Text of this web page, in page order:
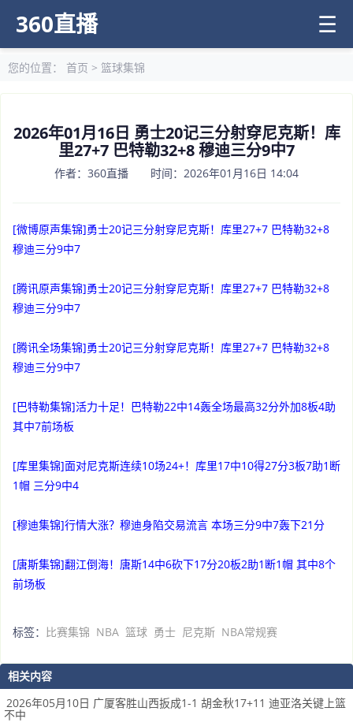
360直播 ☰
您的位置： 首页 > 篮球集锦
2026年01月16日 勇士20记三分射穿尼克斯！库
里27+7 巴特勒32+8 穆迪三分9中7
作者：360直播 时间：2026年01月16日 14:04
[微博原声集锦]勇士20记三分射穿尼克斯！库里27+7 巴特勒32+8
穆迪三分9中7
[腾讯原声集锦]勇士20记三分射穿尼克斯！库里27+7 巴特勒32+8
穆迪三分9中7
[腾讯全场集锦]勇士20记三分射穿尼克斯！库里27+7 巴特勒32+8
穆迪三分9中7
[巴特勒集锦]活力十足！巴特勒22中14轰全场最高32分外加8板4助
其中7前场板
[库里集锦]面对尼克斯连续10场24+！库里17中10得27分3板7助1断
1帽 三分9中4
[穆迪集锦]行情大涨？穆迪身陷交易流言 本场三分9中7轰下21分
[唐斯集锦]翻江倒海！唐斯14中6砍下17分20板2助1断1帽 其中8个
前场板
标签： 比赛集锦 NBA 篮球 勇士 尼克斯 NBA常规赛
相关内容
2026年05月10日 广厦客胜山西扳成1-1 胡金秋17+11 迪亚洛关键上篮
不中